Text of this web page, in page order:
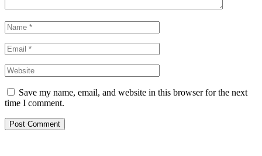
Save my name, email, and website in this browser for the next
time I comment.